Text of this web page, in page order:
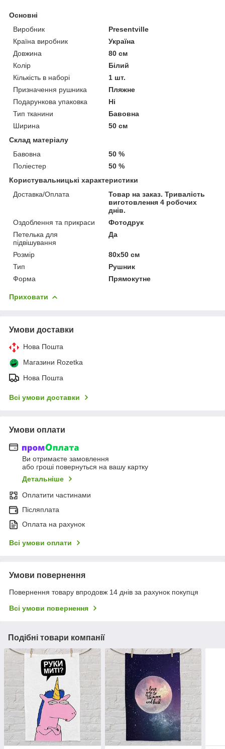
Основні
Виробник
Presentville
Країна виробник
Україна
Довжина
80 см
Колір
Білий
Кількість в наборі
1 шт.
Призначення рушника
Пляжне
Подарункова упаковка
Ні
Тип тканини
Бавовна
Ширина
50 см
Склад матеріалу
Бавовна
50 %
Поліестер
50 %
Користувальницькі характеристики
Доставка/Оплата
Товар на заказ. Тривалість
виготовлення 4 робочих
днів.
Оздоблення та прикраси
Фотодрук
Петелька для
підвішування
Да
Розмір
80х50 см
Тип
Рушник
Форма
Прямокутне
Приховати
Умови доставки
Нова Пошта
Магазини Rozetka
Нова Пошта
Всі умови доставки
Умови оплати
Ви отримаєте замовлення
або гроші повернуться на вашу картку
Детальніше
Оплатити частинами
Післяплата
Оплата на рахунок
Всі умови оплати
Умови повернення
Повернення товару впродовж 14 днів за рахунок покупця
Всі умови повернення
Подібні товари компанії